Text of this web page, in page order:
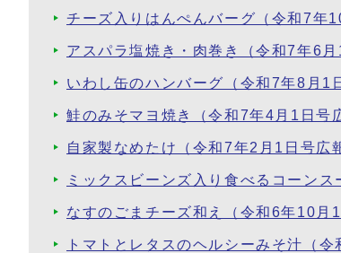
チーズ入りはんぺんバーグ（令和7年
アスパラ塩焼き・肉巻き（令和7年6月
いわし缶のハンバーグ（令和7年8月1
鮭のみそマヨ焼き（令和7年4月1日号
自家製なめたけ（令和7年2月1日号広
ミックスビーンズ入り食べるコーン
なすのごまチーズ和え（令和6年10月1
トマトとレタスのヘルシーみそ汁（令